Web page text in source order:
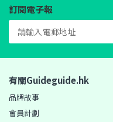
訂閱電子報
有關Guideguide.hk
品牌故事
會員計劃